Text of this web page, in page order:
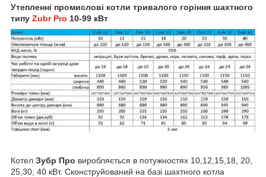
Утепленні промисловi котли тривалого горіння шахтного
типу Zubr Pro 10-99 кВт
Котел Зубр Про виробляється в потужностях 10,12,15,18, 20,
25,30, 40 кВт. Сконструйований на базі шахтного котла